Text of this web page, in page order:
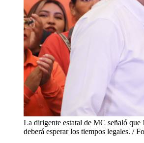
La dirigente estatal de MC señaló
deberá esperar los tiempos legales. /